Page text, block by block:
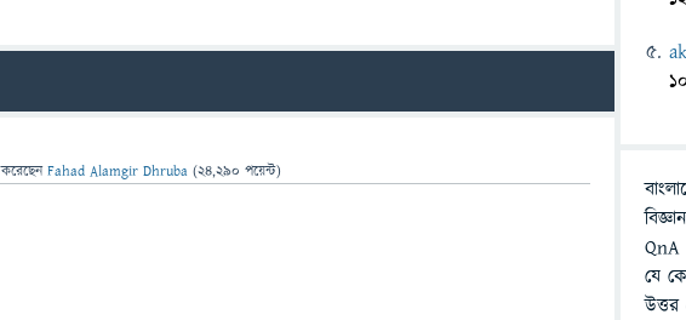
করেছেনFahad Alamgir Dhruba (24,290 পয়েন্ট)
QnA
যে
উত্তর